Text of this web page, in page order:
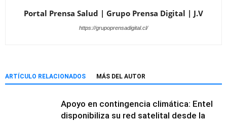
Portal Prensa Salud | Grupo Prensa Digital | J.V
https://grupoprensadigital.cl/
ARTÍCULO RELACIONADOS MÁS DEL AUTOR
Apoyo en contingencia climática: Entel
disponibiliza su red satelital desde la